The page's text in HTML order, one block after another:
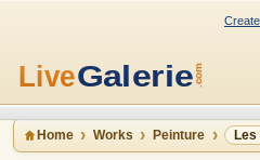
Home Works Peinture